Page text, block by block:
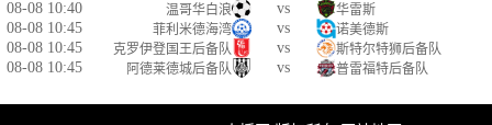
08-08 10:40 温哥华白浪 vs 华雷斯
08-08 10:45 菲利米德海湾 vs 诺美德斯
08-08 10:45 克罗伊登国王后备队 vs 斯特尔特狮后备队
08-08 10:45 阿德莱德城后备队 vs 普雷福特后备队